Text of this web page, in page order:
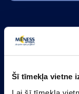
Šī tīmekļa vietne